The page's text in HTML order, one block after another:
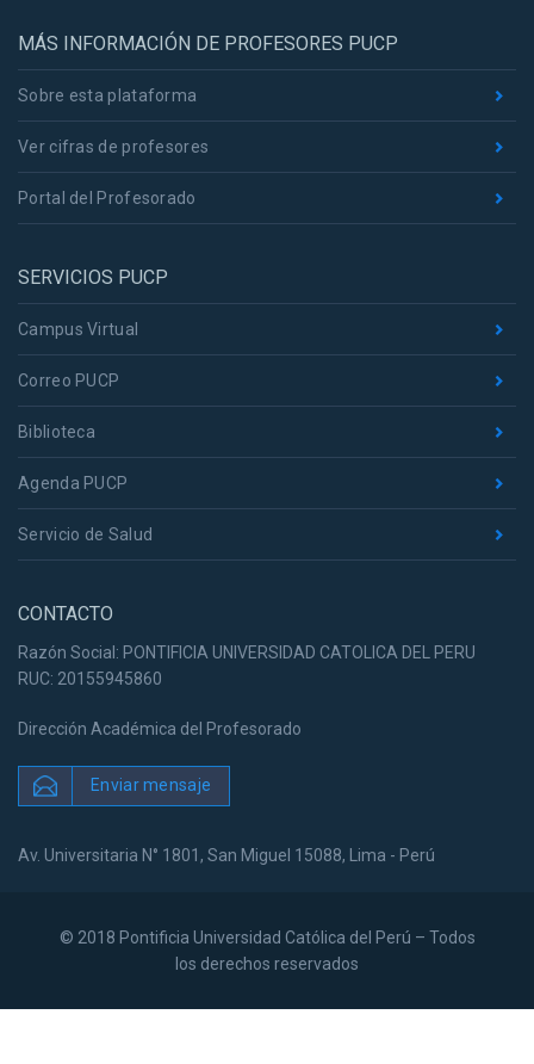
MÁS INFORMACIÓN DE PROFESORES PUCP
Sobre esta plataforma
Ver cifras de profesores
Portal del Profesorado
SERVICIOS PUCP
Campus Virtual
Correo PUCP
Biblioteca
Agenda PUCP
Servicio de Salud
CONTACTO
Razón Social: PONTIFICIA UNIVERSIDAD CATOLICA DEL PERU
RUC: 20155945860
Dirección Académica del Profesorado
Enviar mensaje
Av. Universitaria N° 1801, San Miguel 15088, Lima - Perú
© 2018 Pontificia Universidad Católica del Perú – Todos
los derechos reservados